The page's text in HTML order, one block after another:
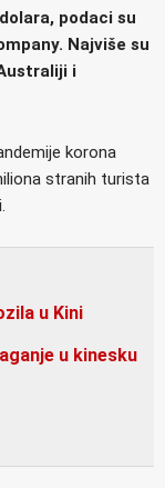
podaci su
Najviše su
i
korona
stranih turista
u Kini
u kinesku